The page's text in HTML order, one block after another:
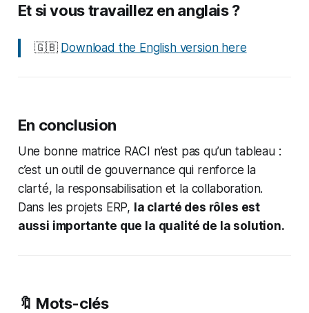
Et si vous travaillez en anglais ?
🇬🇧 Download the English version here
En conclusion
Une bonne matrice RACI n’est pas qu’un tableau :
c’est un outil de gouvernance qui renforce la
clarté, la responsabilisation et la collaboration.
Dans les projets ERP, la clarté des rôles est
aussi importante que la qualité de la solution.
🔖 Mots-clés